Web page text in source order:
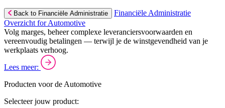
Back to Financiële Administratie
Financiële Administratie
Overzicht for Automotive
Volg marges, beheer complexe leveranciersvoorwaarden en
vereenvoudig betalingen — terwijl je de winstgevendheid van je
werkplaats verhoog.
Lees meer:
Producten voor de Automotive
Selecteer jouw product: